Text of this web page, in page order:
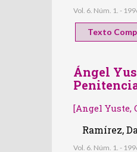
Vol. 6. Núm. 1. -
Texto
Ángel
[Angel
Ramírez,
Vol. 6. Núm. 1. -